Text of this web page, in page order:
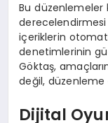
Bu düzenlemeler
derecelendirmesi
içeriklerin
denetimlerinin
Göktaş,
değil,
Dijital